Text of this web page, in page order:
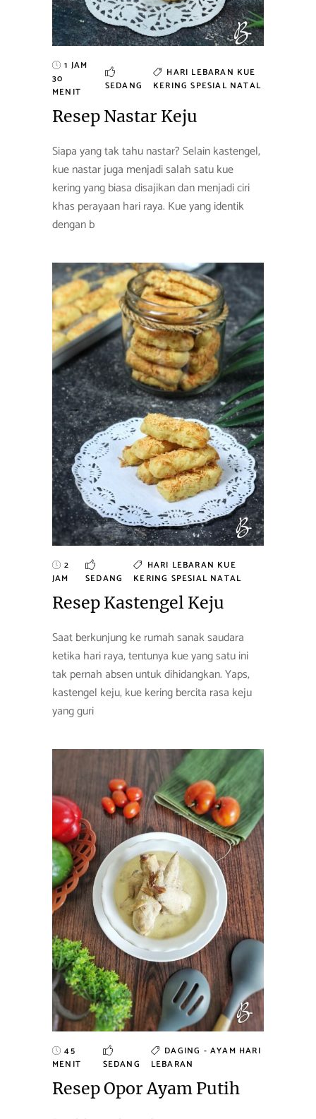
1 JAM
30
MENIT
SEDANG
HARI LEBARAN KUE
KERING SPESIAL NATAL
Resep Nastar Keju
Siapa yang tak tahu nastar? Selain kastengel,
kue nastar juga menjadi salah satu kue
kering yang biasa disajikan dan menjadi ciri
khas perayaan hari raya. Kue yang identik
dengan b
2
JAM
SEDANG
HARI LEBARAN KUE
KERING SPESIAL NATAL
Resep Kastengel Keju
Saat berkunjung ke rumah sanak saudara
ketika hari raya, tentunya kue yang satu ini
tak pernah absen untuk dihidangkan. Yaps,
kastengel keju, kue kering bercita rasa keju
yang guri
45
MENIT
SEDANG
DAGING - AYAM HARI
LEBARAN
Resep Opor Ayam Putih